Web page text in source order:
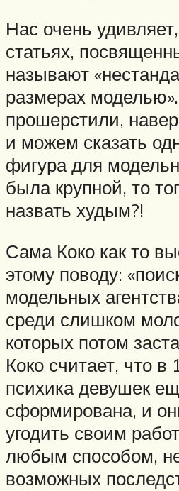
Нас очень
статьях,
называют
размерах
прошерстили,
и можем сказать
фигура для
была крупной, то
назвать худым?!
Сама Коко как то
этому поводу:
модельных
среди слишком
которых потом
Коко считает, что в
психика девушек
сформирована, и
угодить своим
любым способом,
возможных